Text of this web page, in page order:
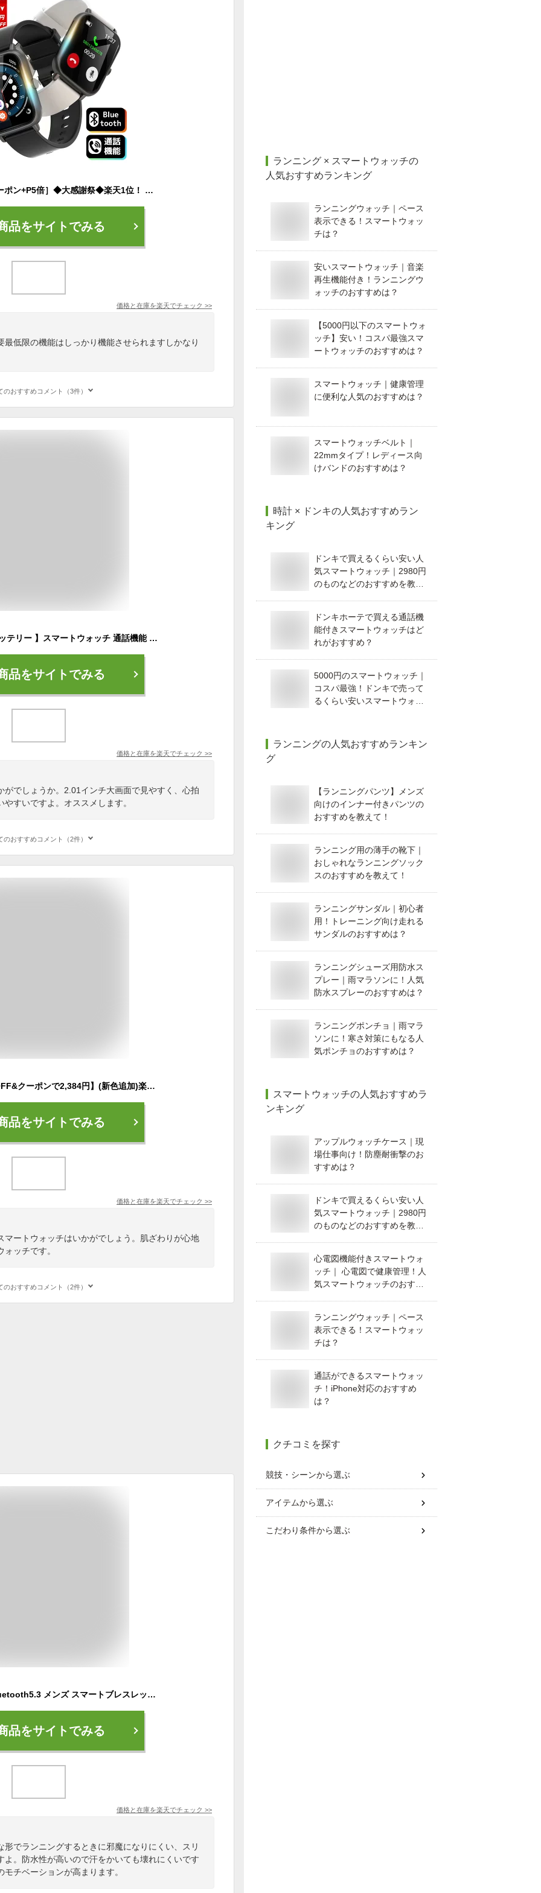
［全店舗30％OFFクーポン+P5倍］◆大感謝祭◆楽天1位！ スマートウォッチ 通話機能 レディース メンズ 腕時計 健康管理 1.69インチ大画面 運動管理 ランニング カロリー消費 Line 着信通知 男女兼用 IP67防水 バンド iPhone 対応 Android 対応 プレゼント ギフト
品をサイトでみる
価格と在庫を楽天でチェック >>
低限の機能はしっかり機能させられますしかなり
のおすすめコメント（3件）
【1200mAh大容量バッテリー 】スマートウォッチ 通話機能 レディース メンズ 腕時計 技適認証 2.01インチ大画面 長待機 心拍計 歩数計 着信通知 IP68防水 生理周期 運動モード 健康管理 睡眠検測 Phone Android対応 Line対応 おしゃれ
品をサイトでみる
価格と在庫を楽天でチェック >>
がでしょうか。2.01インチ大画面で見やすく、心拍
すいですよ。オススメします。
のおすすめコメント（2件）
【年末大感謝祭85%OFF&クーポンで2,384円】(新色追加)楽天1位 スマートウォッチ レディース メンズ 通話機能 1.98インチ大画面 腕時計 Bluetooth スマートウォッチ 健康管理 IP68防水 血中酸素度 心拍数 スマートウオッチ iphone android
品をサイトでみる
価格と在庫を楽天でチェック >>
マートウォッチはいかがでしょう。肌ざわりが心地
ッチです。
のおすすめコメント（2件）
スマートウォッチ Bluetooth5.3 メンズ スマートブレスレット IP68防水防塵 心拍計 歩数計 消費カロリー 睡眠検測 運動記録 アプリ通知 アラーム 座りがち注意 健康管理サポート 着信電話通知 メッセージ表示 母の日 父の日 送料無料【PL保険加入済み安心】
品をサイトでみる
価格と在庫を楽天でチェック >>
でランニングするときに邪魔になりにくい、スリ
よ。防水性が高いので汗をかいても壊れにくいです
チベーションが高まります。
ランニング × スマートウォッチの
人気おすすめランキング
ランニングウォッチ｜ペース
表示できる！スマートウォッ
チは？
安いスマートウォッチ｜音楽
再生機能付き！ランニングウ
ォッチのおすすめは？
【5000円以下のスマートウォ
ッチ】安い！コスパ最強スマ
ートウォッチのおすすめは？
スマートウォッチ｜健康管理
に便利な人気のおすすめは？
スマートウォッチベルト｜
22mmタイプ！レディース向
けバンドのおすすめは？
時計 × ドンキの人気おすすめラン
キング
ドンキで買えるくらい安い人
気スマートウォッチ｜2980円
のものなどのおすすめを教え
ドンキホーテで買える通話機
能付きスマートウォッチはど
れがおすすめ？
5000円のスマートウォッチ｜
コスパ最強！ドンキで売って
るくらい安いスマートウォッ
ランニングの人気おすすめランキン
グ
【ランニングパンツ】メンズ
向けのインナー付きパンツの
おすすめを教えて！
ランニング用の薄手の靴下｜
おしゃれなランニングソック
スのおすすめを教えて！
ランニングサンダル｜初心者
用！トレーニング向け走れる
サンダルのおすすめは？
ランニングシューズ用防水ス
プレー｜雨マラソンに！人気
防水スプレーのおすすめは？
ランニングポンチョ｜雨マラ
ソンに！寒さ対策にもなる人
気ポンチョのおすすめは？
スマートウォッチの人気おすすめラ
ンキング
アップルウォッチケース｜現
場仕事向け！防塵耐衝撃のお
すすめは？
ドンキで買えるくらい安い人
気スマートウォッチ｜2980円
のものなどのおすすめを教え
心電図機能付きスマートウォ
ッチ｜ 心電図で健康管理！人
気スマートウォッチのおすす
ランニングウォッチ｜ペース
表示できる！スマートウォッ
チは？
通話ができるスマートウォッ
チ！iPhone対応のおすすめ
は？
クチコミを探す
競技・シーンから選ぶ
アイテムから選ぶ
こだわり条件から選ぶ